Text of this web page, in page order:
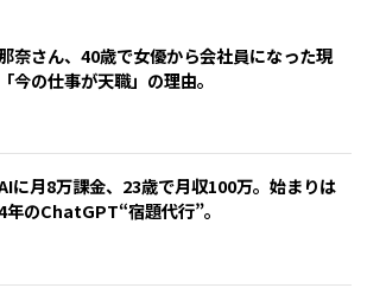
奈さん、40歳で女優から会社員になった現
今の仕事が天職」の理由。
に月8万課金、23歳で月収100万。始まりは
年のChatGPT“宿題代行”。